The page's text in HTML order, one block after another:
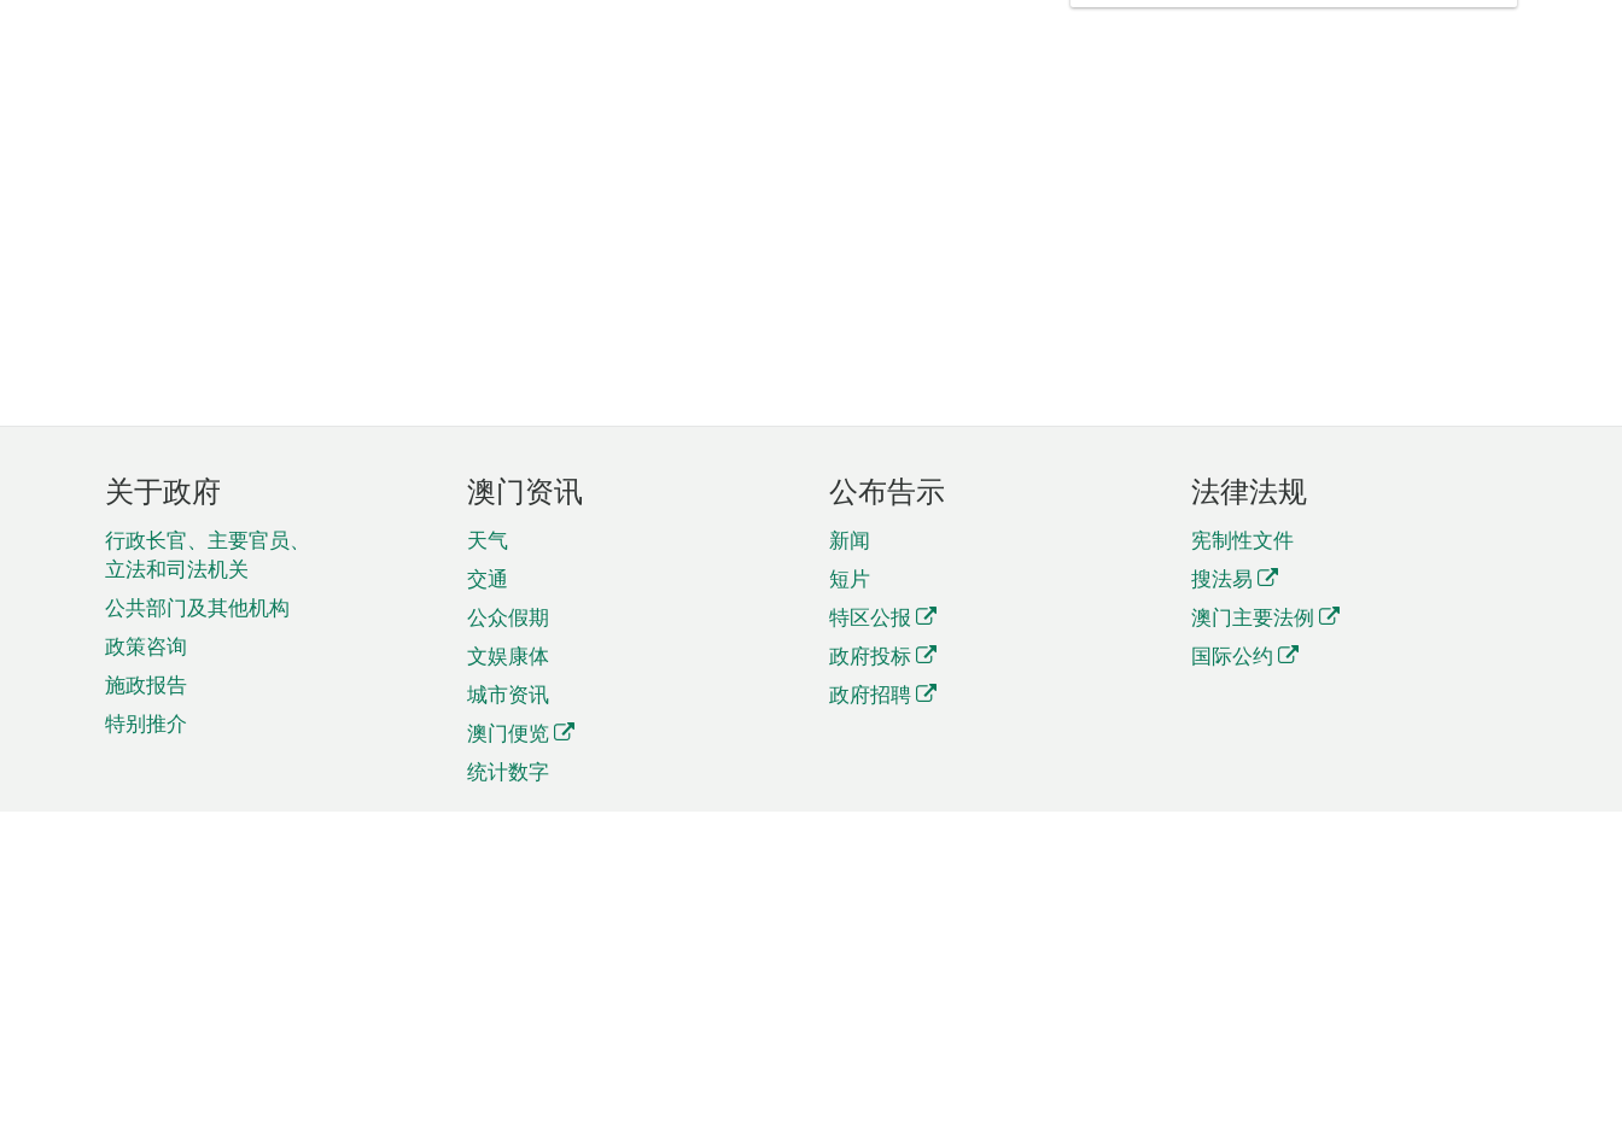
页
脚
菜
单
关于政府
行政长官、主要官员、
立法和司法机关
公共部门及其他机构
政策咨询
施政报告
特别推介
澳门资讯
天气
交通
公众假期
文娱康体
城市资讯
澳门便览
统计数字
公布告示
新闻
短片
特区公报
政府投标
政府招聘
法律法规
宪制性文件
搜法易
澳门主要法例
国际公约